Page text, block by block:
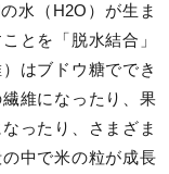
水（H2O）が生ま
とを「脱水結合」
はブドウ糖ででき
維になったり、果
ったり、さまざま
中で米の粒が成長